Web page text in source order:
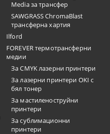
Media за трансфер
SAWGRASS ChromaBlast
трансферна хартия
Ilford
FOREVER термотрансферни
медии
За CMYK лазерни принтери
За лазерни принтери OKI с
бял тонер
За мастиленоструйни
принтери
За сублимационни
принтери